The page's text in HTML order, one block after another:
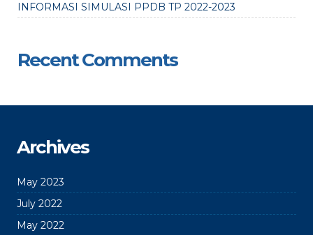
INFORMASI SIMULASI PPDB TP 2022-2023
Recent Comments
Archives
May 2023
July 2022
May 2022